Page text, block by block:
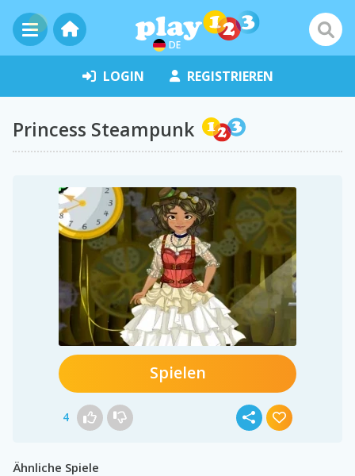
DE
LOGIN REGISTRIEREN
Princess Steampunk
Spielen
4
Ähnliche Spiele